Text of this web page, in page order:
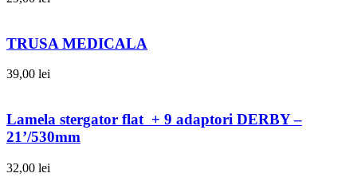
TRUSA MEDICALA
39,00 lei
Lamela stergator flat + 9 adaptori DERBY –
21’/530mm
32,00 lei